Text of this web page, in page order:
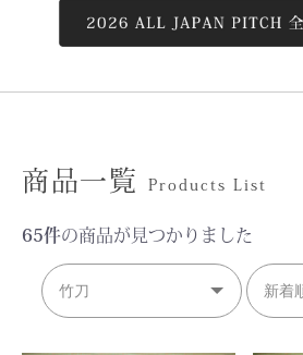
商品一覧 Products List
65件の商品が見つかりました